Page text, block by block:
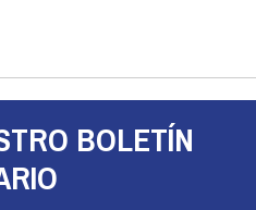
BOLETÍN